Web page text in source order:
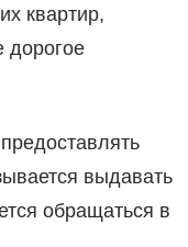
квартир,
дорогое
выдавать
обращаться в